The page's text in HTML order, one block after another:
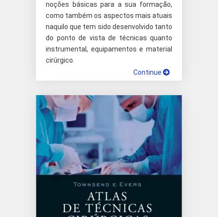
noções básicas para a sua formação,
como também os aspectos mais atuais
naquilo que tem sido desenvolvido tanto
do ponto de vista de técnicas quanto
instrumental, equipamentos e material
cirúrgico.
Continue